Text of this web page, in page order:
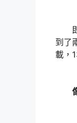
即
到了
載，
像